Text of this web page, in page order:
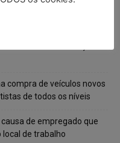
suas plataformas
compra de veículos novos
de todos os níveis
de empregado que
de trabalho